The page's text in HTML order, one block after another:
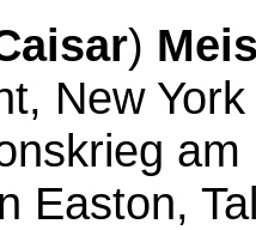
)
New
Easton,